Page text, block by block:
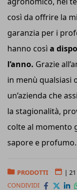
così da offrire la
garanzia per i
hanno così a
l’anno. Grazie
in menù qualsiasi
un’azienda che
la stagionalità,
colte al momento
sapore e profumo.
PRODOTTI |
CONDIVIDI